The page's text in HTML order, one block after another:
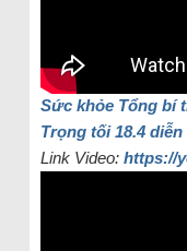
Sức khỏe Tổng bí
Trọng tối 18.4
Link Video: https://